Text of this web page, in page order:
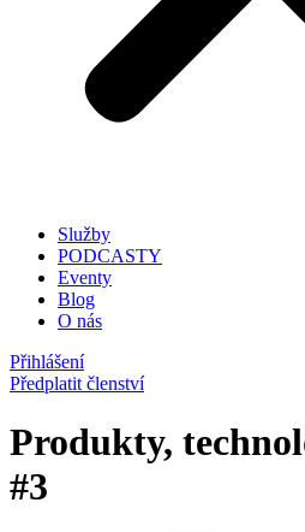
Služby
PODCASTY
Eventy
Blog
O nás
Přihlášení
Předplatit členství
Produkty,
#3